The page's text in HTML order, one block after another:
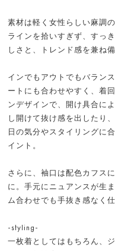
素材は軽く女性らしい麻調
ラインを拾いすぎず、すっ
しさと、トレンド感を兼ね
インでもアウトでもバラン
ートにも合わせやすく、着
ンデザインで、開け具合に
し開けて抜け感を出したり
日の気分やスタイリングに
イント。
さらに、袖口は配色カフス
に。手元にニュアンスが生
ム合わせでも手抜き感なく
-styling-
一枚着としてはもちろん、